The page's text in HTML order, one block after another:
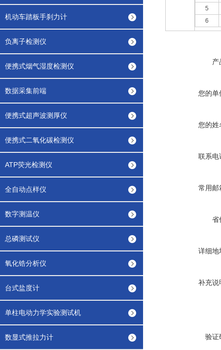
机动车踏板手刹力计
负离子检测仪
便携式烟气湿度检测仪
数据采集前端
便携式超声波测厚仪
便携式二氧化碳检测仪
ATP荧光检测仪
全自动点样仪
数字测温仪
总磷测试仪
氧化锆分析仪
台式盐度计
单柱电动力学实验测试机
数显式推拉力计
5
6
产
您的单
您的姓
联系电
常用邮
省
详细地
补充说
验证